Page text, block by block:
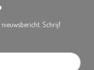
nieuwsbericht. Schrijf